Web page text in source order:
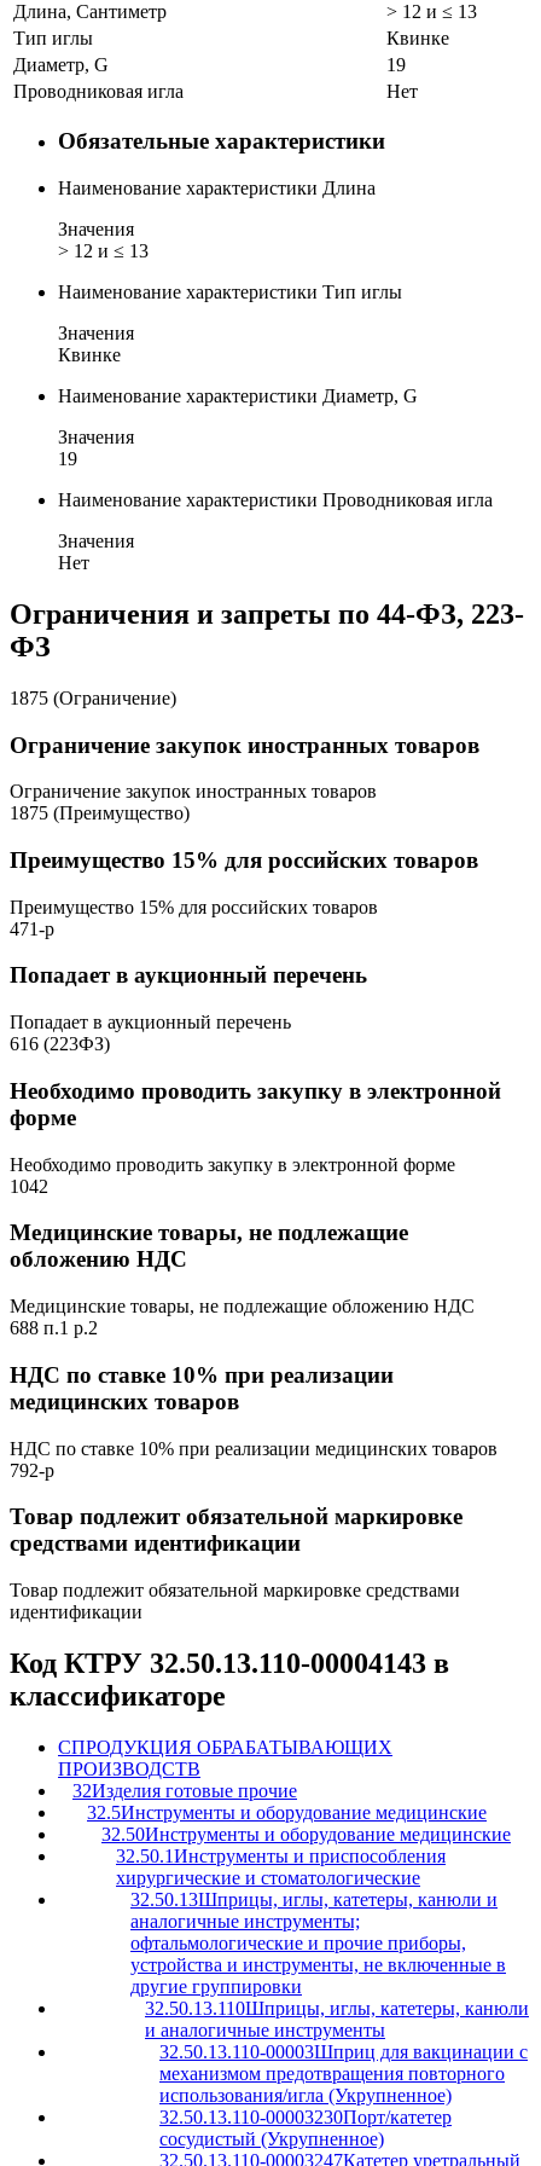
Длина, Сантиметр
> 12 и ≤ 13
Тип иглы
Квинке
Диаметр, G
19
Проводниковая игла
Нет
Обязательные характеристики
Наименование характеристики Длина
Значения
> 12 и ≤ 13
Наименование характеристики Тип иглы
Значения
Квинке
Наименование характеристики Диаметр, G
Значения
19
Наименование характеристики Проводниковая игла
Значения
Нет
Ограничения и запреты по 44-ФЗ, 223-
ФЗ
1875 (Ограничение)
Ограничение закупок иностранных товаров
Ограничение закупок иностранных товаров
1875 (Преимущество)
Преимущество 15% для российских товаров
Преимущество 15% для российских товаров
471-р
Попадает в аукционный перечень
Попадает в аукционный перечень
616 (223ФЗ)
Необходимо проводить закупку в электронной
форме
Необходимо проводить закупку в электронной форме
1042
Медицинские товары, не подлежащие
обложению НДС
Медицинские товары, не подлежащие обложению НДС
688 п.1 р.2
НДС по ставке 10% при реализации
медицинских товаров
НДС по ставке 10% при реализации медицинских товаров
792-р
Товар подлежит обязательной маркировке
средствами идентификации
Товар подлежит обязательной маркировке средствами
идентификации
Код КТРУ 32.50.13.110-00004143 в
классификаторе
CПРОДУКЦИЯ ОБРАБАТЫВАЮЩИХ
ПРОИЗВОДСТВ
32Изделия готовые прочие
32.5Инструменты и оборудование медицинские
32.50Инструменты и оборудование медицинские
32.50.1Инструменты и приспособления
хирургические и стоматологические
32.50.13Шприцы, иглы, катетеры, канюли и
аналогичные инструменты;
офтальмологические и прочие приборы,
устройства и инструменты, не включенные в
другие группировки
32.50.13.110Шприцы, иглы, катетеры, канюли
и аналогичные инструменты
32.50.13.110-00003Шприц для вакцинации с
механизмом предотвращения повторного
использования/игла (Укрупненное)
32.50.13.110-00003230Порт/катетер
сосудистый (Укрупненное)
32.50.13.110-00003247Катетер уретральный